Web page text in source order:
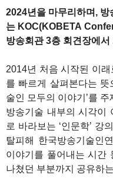
2024년을 마무리하며,
는 KOC(KOBETA
방송회관 3층 회견장에서
2014년 처음 시작된 이
를 빠르게 살펴본다는 뜻
술인 모두의 이야기’를
방송기술 내부의 시각이
로 바라보는 ‘인문학’ 강
탈피해 한국방송기술인
이야기를 풀어내는 시간
나쳤던 부분까지 공유하